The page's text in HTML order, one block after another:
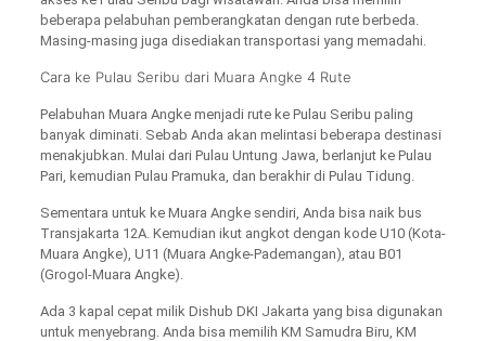
beberapa pelabuhan pemberangkatan dengan rute berbeda.
Masing-masing juga disediakan transportasi yang memadahi.
Cara ke Pulau Seribu dari Muara Angke 4 Rute
Pelabuhan Muara Angke menjadi rute ke Pulau Seribu paling
banyak diminati. Sebab Anda akan melintasi beberapa destinasi
menakjubkan. Mulai dari Pulau Untung Jawa, berlanjut ke Pulau
Pari, kemudian Pulau Pramuka, dan berakhir di Pulau Tidung.
Sementara untuk ke Muara Angke sendiri, Anda bisa naik bus
Transjakarta 12A. Kemudian ikut angkot dengan kode U10 (Kota-
Muara Angke), U11 (Muara Angke-Pademangan), atau B01
(Grogol-Muara Angke).
Ada 3 kapal cepat milik Dishub DKI Jakarta yang bisa digunakan
untuk menyebrang. Anda bisa memilih KM Samudra Biru, KM